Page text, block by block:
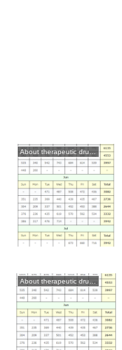
About therapeutic drugs and vaccines